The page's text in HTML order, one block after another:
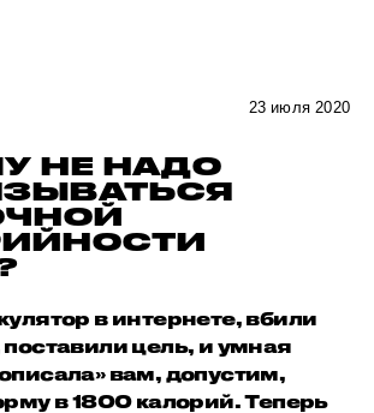
23 июля 2020
НЕ НАДО
в интернете, вбили
цель, и умная
вам, допустим,
в 1800 калорий. Теперь